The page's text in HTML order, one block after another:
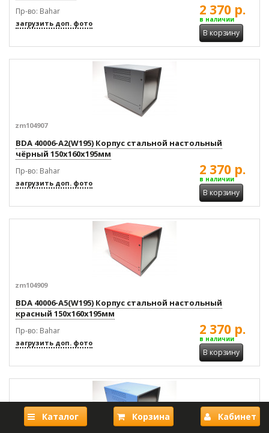
Каталог Корзина Кабинет
Пр-во: Bahar
загрузить доп. фото
2 370 р.
в наличии
В корзину
zm104907
BDA 40006-A2(W195) Корпус стальной настольный
чёрный 150x160x195мм
Пр-во: Bahar
загрузить доп. фото
2 370 р.
в наличии
В корзину
zm104909
BDA 40006-A5(W195) Корпус стальной настольный
красный 150x160x195мм
Пр-во: Bahar
загрузить доп. фото
2 370 р.
в наличии
В корзину